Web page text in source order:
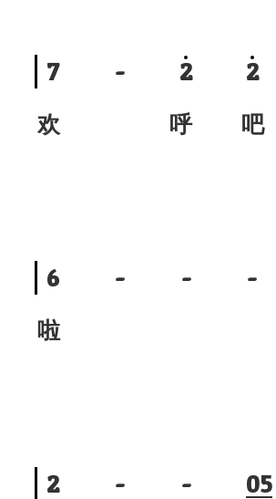
7 - 2 2
欢 呼 吧
6 - - -
啦
2 - - 05